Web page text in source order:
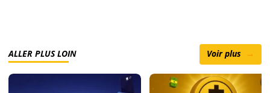
ALLER PLUS LOIN Voir plus →